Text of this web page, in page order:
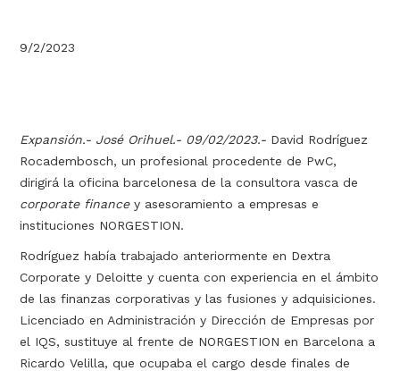
9/2/2023
Expansión.- José Orihuel.- 09/02/2023.- David Rodríguez
Rocadembosch, un profesional procedente de PwC,
dirigirá la oficina barcelonesa de la consultora vasca de
corporate financey asesoramiento a empresas e
instituciones NORGESTION.
Rodríguez había trabajado anteriormente en Dextra
Corporate y Deloitte y cuenta con experiencia en el ámbito
de las finanzas corporativas y las fusiones y adquisiciones.
Licenciado en Administración y Dirección de Empresas por
el IQS, sustituye al frente de NORGESTION en Barcelona a
Ricardo Velilla, que ocupaba el cargo desde finales de